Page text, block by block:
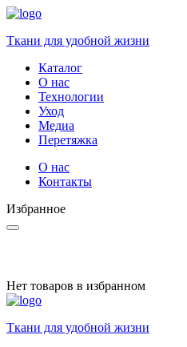
Ткани для удобной жизни
Каталог
О нас
Технологии
Уход
Медиа
Перетяжка
О нас
Контакты
Избранное
Нет товаров в избранном
Ткани для удобной жизни